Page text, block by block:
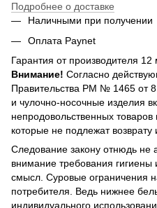
Подробнее о доставке
Наличными при получении
Оплата Paynet
Гарантия от производителя 12
Внимание! Согласно
Правительства РМ № 1465 от
и чулочно-носочные изделия
непродовольственных товаров
которые не подлежат возврату
Следование закону отнюдь не
внимание требования
смысл. Суровые ограничения
потребителя. Ведь нижнее
индивидуального